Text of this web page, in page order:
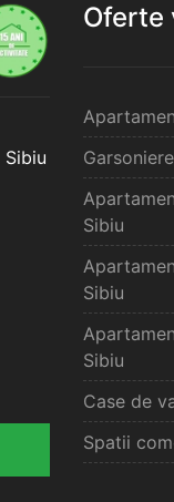
Sibiu
Oferte
Sibiu
Sibiu
Sibiu
Case de
Spatii